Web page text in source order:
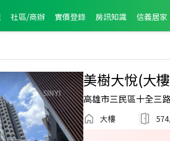
社區/商辦 實價登錄 房訊知識 信義居家
美樹大悅(大
高雄市三民區十全三
大樓